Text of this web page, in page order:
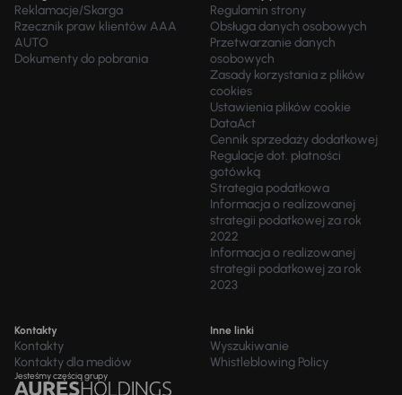
Reklamacje/Skarga
Rzecznik praw klientów AAA
AUTO
Dokumenty do pobrania
Regulamin strony
Obsługa danych osobowych
Przetwarzanie danych
osobowych
Zasady korzystania z plików
cookies
Ustawienia plików cookie
DataAct
Cennik sprzedaży dodatkowej
Regulacje dot. płatności
gotówką
Strategia podatkowa
Informacja o realizowanej
strategii podatkowej za rok
2022
Informacja o realizowanej
strategii podatkowej za rok
2023
Kontakty
Kontakty
Kontakty dla mediów
Inne linki
Wyszukiwanie
Whistleblowing Policy
Jesteśmy częścią grupy